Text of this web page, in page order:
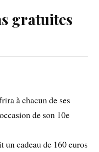
gratuites
à chacun de ses
de son 10e
un cadeau de 160 euros